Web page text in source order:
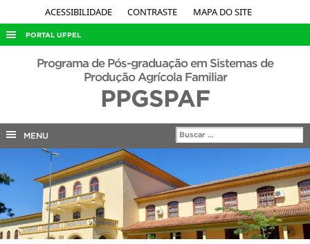
ACESSIBILIDADE CONTRASTE MAPA DO SITE
PORTAL UFPEL
ACESSO À INFORMAÇÃO
EDITAIS
INTERNACIONAL
OUVIDORIA
PORTARIAS
Programa de Pós-graduação em Sistemas de
Produção Agrícola Familiar
PPGSPAF
MENU